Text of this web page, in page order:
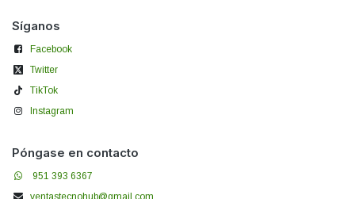
Síganos
Facebook
Twitter
TikTok
Instagram
Póngase en contacto
951 393 6367
ventastecnohub@gmail.com